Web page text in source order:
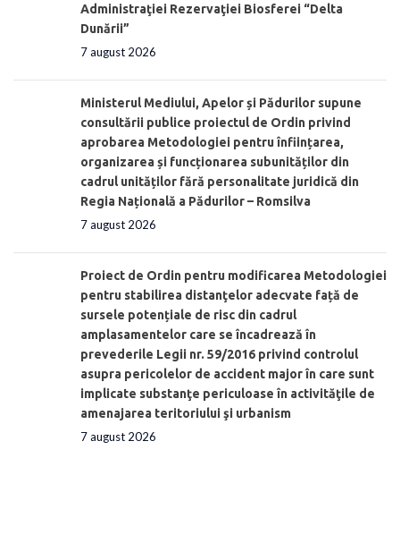
Administraţiei Rezervaţiei Biosferei “Delta
Dunării”
7 august 2026
Ministerul Mediului, Apelor și Pădurilor supune
consultării publice proiectul de Ordin privind
aprobarea Metodologiei pentru înființarea,
organizarea și funcționarea subunităților din
cadrul unităților fără personalitate juridică din
Regia Națională a Pădurilor – Romsilva
7 august 2026
Proiect de Ordin pentru modificarea Metodologiei
pentru stabilirea distanţelor adecvate față de
sursele potențiale de risc din cadrul
amplasamentelor care se încadrează în
prevederile Legii nr. 59/2016 privind controlul
asupra pericolelor de accident major în care sunt
implicate substanţe periculoase în activităţile de
amenajarea teritoriului şi urbanism
7 august 2026